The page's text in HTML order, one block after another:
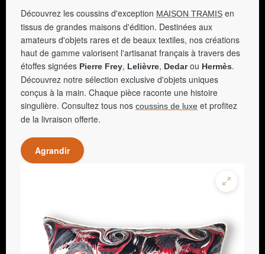
Découvrez les coussins d'exception MAISON TRAMIS en
tissus de grandes maisons d'édition. Destinées aux
amateurs d'objets rares et de beaux textiles, nos créations
haut de gamme valorisent l'artisanat français à travers des
étoffes signées Pierre Frey, Lelièvre, Dedarou Hermès.
Découvrez notre sélection exclusive d'objets uniques
conçus à la main. Chaque pièce raconte une histoire
singulière. Consultez tous nos coussins de luxe et profitez
de la livraison offerte.
Agrandir